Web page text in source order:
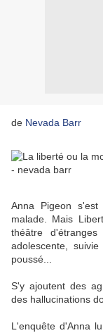
de Nevada Barr
Anna Pigeon
malade. Mais
théâtre
adolescente,
poussé...
S'y ajoutent des
des hallucinations
L'enquête d'Anna